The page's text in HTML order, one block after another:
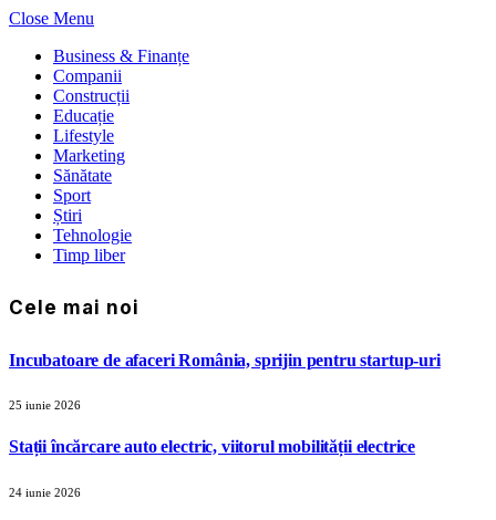
Close Menu
Business & Finanțe
Companii
Construcții
Educație
Lifestyle
Marketing
Sănătate
Sport
Știri
Tehnologie
Timp liber
Cele mai noi
Incubatoare de afaceri România, sprijin pentru startup-uri
25 iunie 2026
Stații încărcare auto electric, viitorul mobilității electrice
24 iunie 2026